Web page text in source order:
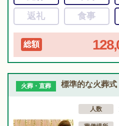
返礼
食事
総額
火葬・直葬 標準的な火葬式
人数